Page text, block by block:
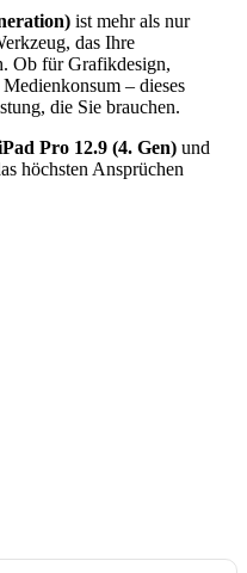
ist mehr als nur
das Ihre
Ob für Grafikdesign,
– dieses
die Sie brauchen.
Pro 12.9 (4. Gen) und
höchsten Ansprüchen